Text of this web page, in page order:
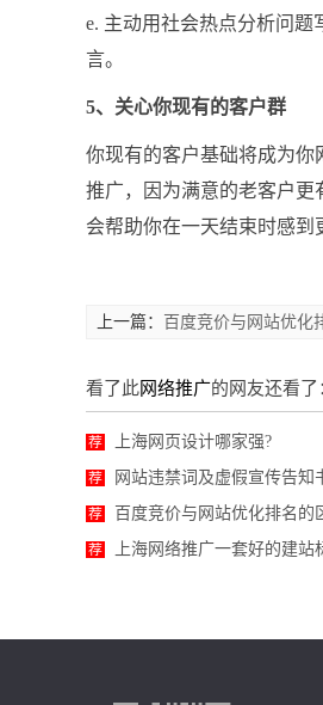
e. 主动用社会热点分析问
言。
5、关心你现有的客户群
你现有的客户基础将成为你
推广，因为满意的老客户更
会帮助你在一天结束时感到
上一篇： 百度竞价与网站优化
看了此网络推广的网友还看了
荐 上海网页设计哪家强?
荐 网站违禁词及虚假宣传告知
荐 百度竞价与网站优化排名的
荐 上海网络推广一套好的建站